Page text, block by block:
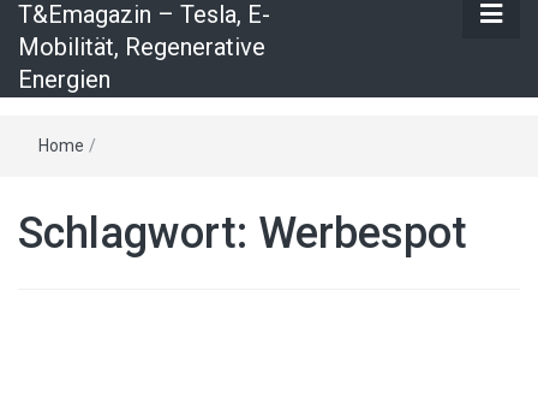
Regenerative
Energien
T&Emagazin – Tesla, E-
Mobilität, Regenerative
Energien
Home /
Schlagwort: Werbespot